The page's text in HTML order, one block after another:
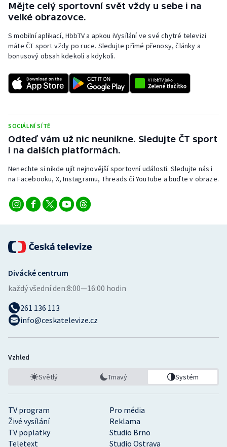
Olympijské hry
Parasport
Plavání
Plážový volejbal
Rychlobruslení
Rychlostní kanoistika
Short track
Sportovní střelba
Stolní tenis
Triatlon
Veslování
Volejbal
Mějte celý sportovní svět vždy u sebe i na
velké obrazovce.
S mobilní aplikací, HbbTV a apkou iVysílání ve své chytré televizi
máte ČT sport vždy po ruce. Sledujte přímé přenosy, články a
bonusový obsah kdekoli a kdykoli.
SOCIÁLNÍ SÍTĚ
Odteď vám už nic neunikne. Sledujte ČT sport
i na dalších platformách.
Nenechte si nikde ujít nejnovější sportovní události. Sledujte nás i
na Facebooku, X, Instagramu, Threads či YouTube a buďte v obraze.
TV program
Pro média
Živé vysílání
Reklama
TV poplatky
Studio Brno
Teletext
Studio Ostrava
Divácké centrum
každý všední den:8:00—16:00 hodin
261 136 113
info@ceskatelevize.cz
Vzhled
Světlý Tmavý Systém